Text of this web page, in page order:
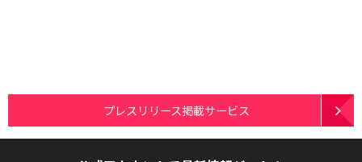
プレスリリース掲載サービス